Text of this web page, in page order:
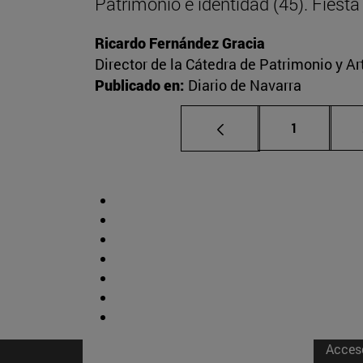
Ricardo Fernández Gracia
Director de la Cátedra de Patrimonio y
Publicado en: Diario de Navarra
Página
1